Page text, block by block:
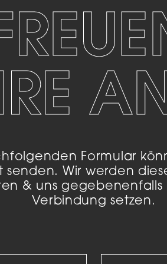
Formular
senden. Wir werden
& uns gegebenenfalls
Verbindung setzen.
werden von Drittanbietern oder Publishern
anzuzeigen. Sie tun dies, indem sie
Cookie-Informationen anzeigen